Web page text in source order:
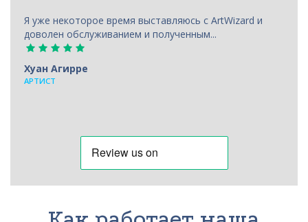
Я уже некоторое время выставляюсь с ArtWizard и
доволен обслуживанием и полученным...
Хуан Агирре
АРТИСТ